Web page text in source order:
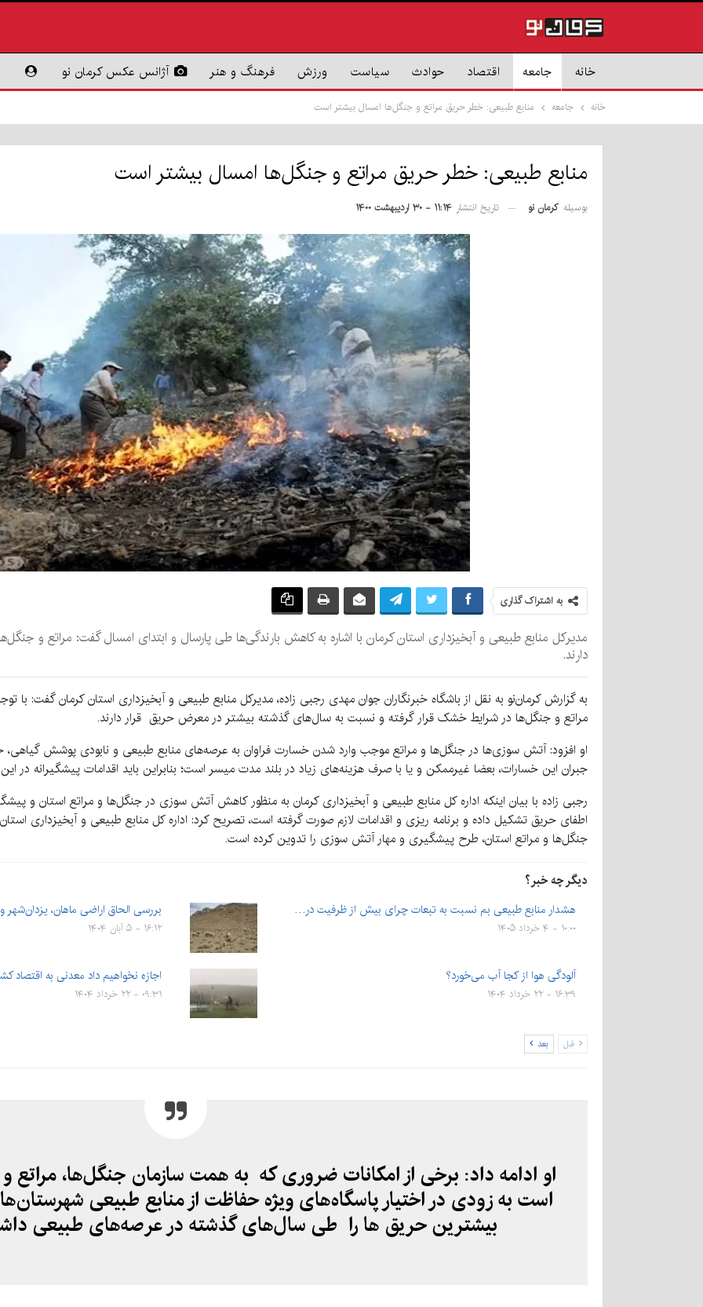
خانه جامعه اقتصاد حوادث سیاست ورزش فرهنگ و هنر آژانس عکس کرمان نو
خانه جامعه منابع طبیعی: خطر حریق مراتع و جنگل‌ها امسال بیشتر است
منابع طبیعی: خطر حریق مراتع و جنگل‌ها امسال بیشتر است
بوسیله کرمان نو تاریخ انتشار ۱۱:۱۴ - ۳۰ اردیبهشت ۱۴۰۰
به اشتراک گذاری
مدیرکل منابع طبیعی و آبخیزداری استان کرمان با اشاره به کاهش بارندگی‌ها طی پارسال و ابتدای امسال گفت: مراتع و
دارند.
به گزارش کرمان‌نو به نقل از باشگاه خبرنگاران جوان مهدی رجبی زاده، مدیرکل منابع طبیعی و آبخیزداری استان کرمان گفت: با
مراتع و جنگل‌ها در شرایط خشک قرار گرفته و نسبت به سال‌های گذشته بیشتر در معرض حریق قرار دارند.
او افزود: آتش سوزی‌ها در جنگل‌ها و مراتع موجب وارد شدن خسارت فراوان به عرصه‌های منابع طبیعی و نابودی پوشش گیاهی،
جبران این خسارات، بعضا غیرممکن و یا با صرف هزینه‌های زیاد در بلند مدت میسر است؛ بنابراین باید اقدامات پیشگیرانه در
رجبی زاده با بیان اینکه اداره کل منابع طبیعی و آبخیزداری کرمان به منظور کاهش آتش سوزی در جنگل‌ها و مراتع استان و
اطفای حریق تشکیل داده و برنامه ریزی و اقدامات لازم صورت گرفته است، تصریح کرد: اداره کل منابع طبیعی و آبخیزداری
جنگل‌ها و مراتع استان، طرح پیشگیری و مهار آتش سوزی را تدوین کرده است.
دیگر چه خبر؟
هشدار منابع طبیعی بم نسبت به تبعات چرای بیش از ظرفیت در…
۱۰:۰۰ - ۴ خرداد ۱۴۰۵
بررسی الحاق اراضی ماهان،
۱۶:۱۲ - ۵ آبان ۱۴۰۴
آلودگی هوا از کجا آب می‌خورد؟
۱۶:۳۹ - ۲۲ خرداد ۱۴۰۴
اجازه نخواهیم داد معدنی به
۰۹:۳۱ - ۲۲ خرداد ۱۴۰۴
قبل بعد
او ادامه داد: برخی از امکانات ضروری که به همت سازمان جنگل‌ها، مراتع
است به زودی در اختیار پاسگاه‌های ویژه حفاظت از منابع طبیعی
بیشترین حریق ها را طی سال‌های گذشته در عرصه‌های طبیعی